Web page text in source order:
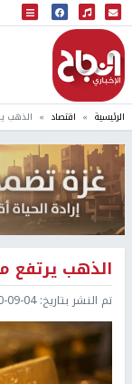
البث المباشر
إذاعة النجاح
الرئيسية اقتصاد الذهب
الذهب يرتفع
تم النشر بتاريخ:04 10:11